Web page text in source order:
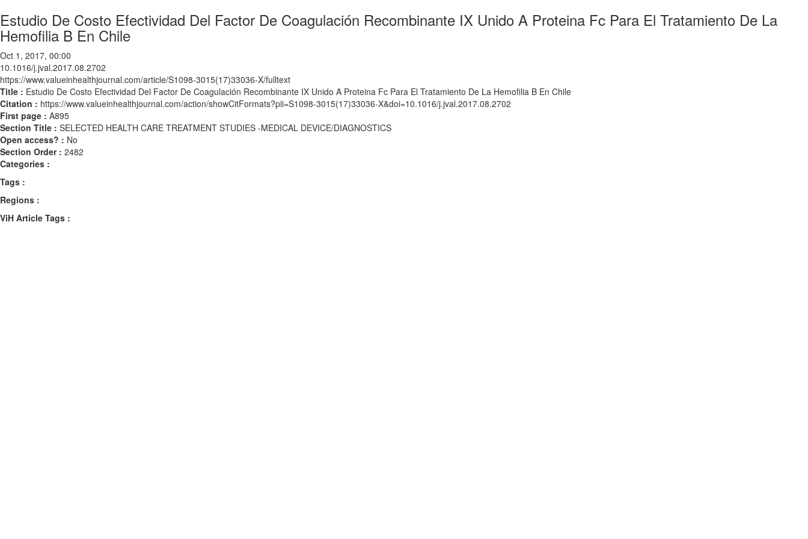
Estudio De Costo Efectividad Del Factor De Coagulación Recombinante IX Unido A Proteina Fc Para El Tratamiento De La
Hemofilia B En Chile
Oct 1, 2017, 00:00
10.1016/j.jval.2017.08.2702
https://www.valueinhealthjournal.com/article/S1098-3015(17)33036-X/fulltext
Title : Estudio De Costo Efectividad Del Factor De Coagulación Recombinante IX Unido A Proteina Fc Para El Tratamiento De La Hemofilia B En Chile
Citation : https://www.valueinhealthjournal.com/action/showCitFormats?pii=S1098-3015(17)33036-X&doi=10.1016/j.jval.2017.08.2702
First page : A895
Section Title : SELECTED HEALTH CARE TREATMENT STUDIES -MEDICAL DEVICE/DIAGNOSTICS
Open access? : No
Section Order : 2482
Categories :
Tags :
Regions :
ViH Article Tags :